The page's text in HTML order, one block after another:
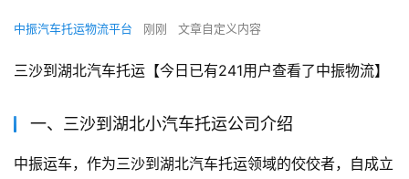
中振汽车托运物流平台 刚刚 文章自定义内容
三沙到湖北汽车托运【今日已有241用户查看了中振物流】
一、三沙到湖北小汽车托运公司介绍
中振运车，作为三沙到湖北汽车托运领域的佼佼者，自成立